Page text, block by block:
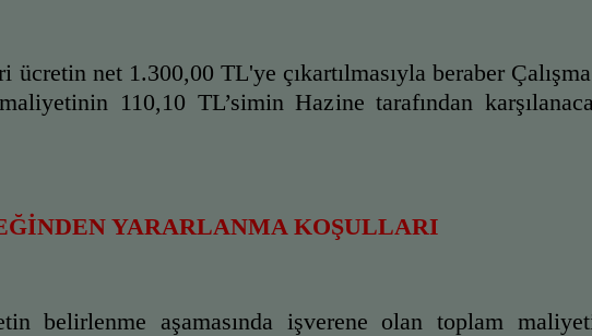
ücretin net 1.300,00 TL'ye çıkartılmasıyla beraber
110,10 TL’simin Hazine tarafından
YARARLANMA KOŞULLARI
belirlenme aşamasında işverene olan toplam